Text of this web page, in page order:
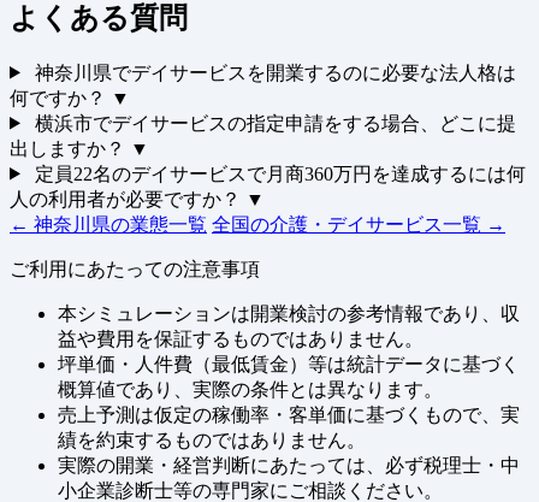
よくある質問
神奈川県でデイサービスを開業するのに必要な法人格は
何ですか？
▼
横浜市でデイサービスの指定申請をする場合、どこに提
出しますか？
▼
定員22名のデイサービスで月商360万円を達成するには何
人の利用者が必要ですか？
▼
← 神奈川県の業態一覧 全国の介護・デイサービス一覧 →
ご利用にあたっての注意事項
本シミュレーションは開業検討の参考情報であり、収
益や費用を保証するものではありません。
坪単価・人件費（最低賃金）等は統計データに基づく
概算値であり、実際の条件とは異なります。
売上予測は仮定の稼働率・客単価に基づくもので、実
績を約束するものではありません。
実際の開業・経営判断にあたっては、必ず税理士・中
小企業診断士等の専門家にご相談ください。